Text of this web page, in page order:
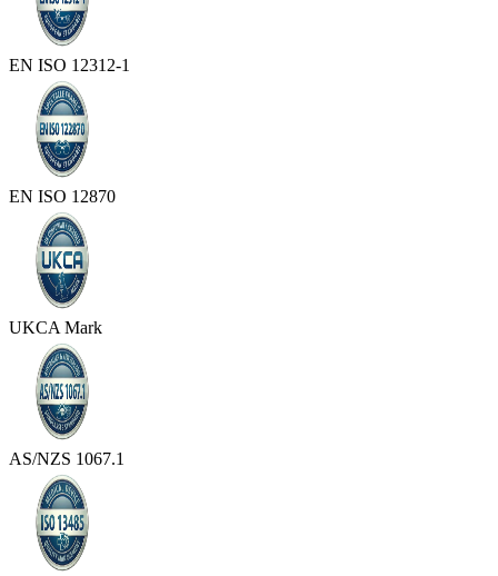
EN ISO 12312-1
EN ISO 12870
UKCA Mark
AS/NZS 1067.1